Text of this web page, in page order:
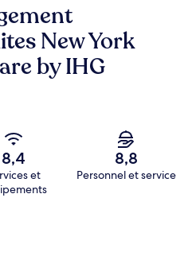
New York
by IHG
8,4
et
8,8
Personnel et service